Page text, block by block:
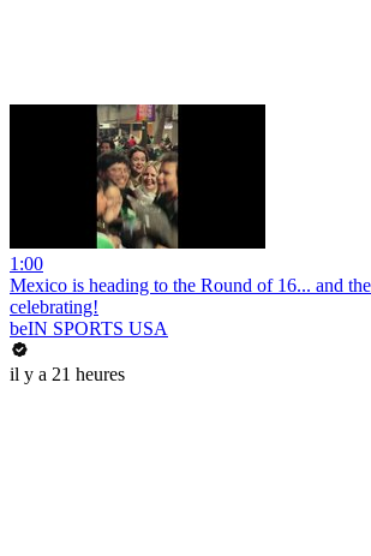
1:00
Mexico is heading to the Round of 16... and
celebrating!
beIN SPORTS USA
il y a 21 heures